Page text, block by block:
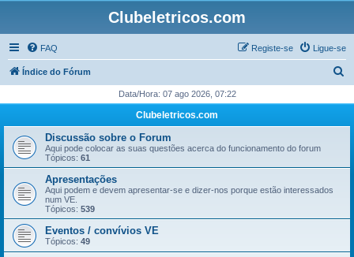
Clubeletricos.com
FAQ Ligue-se
Registe-se
Índice do Fórum
q
i
r
Data/Hora: 07 ago 2026, 07:22
Clubeletricos.com
Discussão sobre o Forum
Aqui pode colocar as suas questões acerca do funcionamento do forum
Tópicos: 61
Apresentações
Aqui podem e devem apresentar-se e dizer-nos porque estão interessados
num VE.
Tópicos: 539
Eventos / convívios VE
Tópicos: 49